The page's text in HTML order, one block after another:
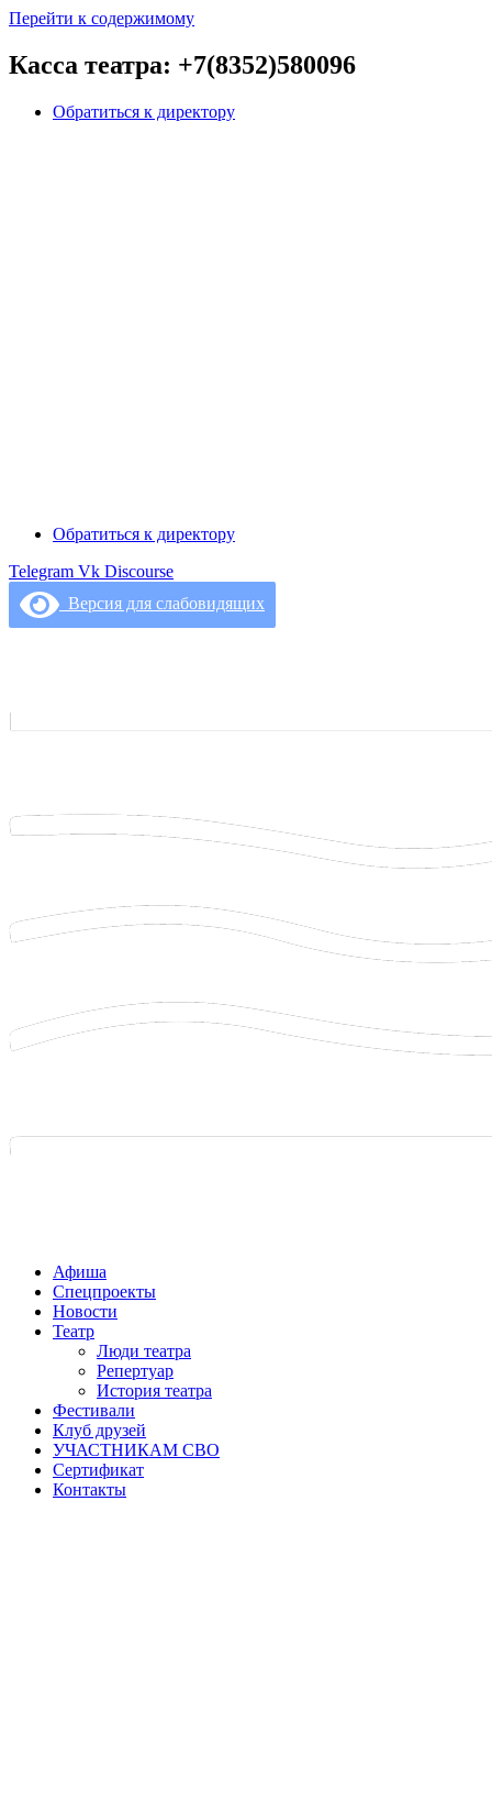
Перейти к содержимому
Касса театра: +7(8352)580096
Обратиться к директору
Обратиться к директору
Telegram Vk Discourse
Версия для слабовидящих
Афиша
Спецпроекты
Новости
Театр
Люди театра
Репертуар
История театра
Фестивали
Клуб друзей
УЧАСТНИКАМ СВО
Сертификат
Контакты